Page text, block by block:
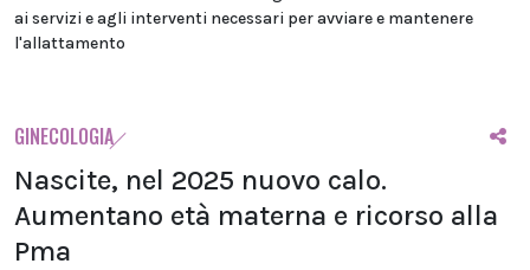
ai servizi e agli interventi necessari per avviare e mantenere
l'allattamento
GINECOLOGIA
Nascite, nel 2025 nuovo calo.
Aumentano età materna e ricorso alla
Pma